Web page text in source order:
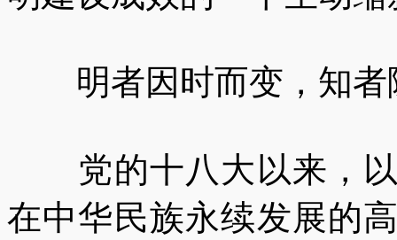
明者因时而变，知者
党的十八大以来，以
在中华民族永续发展的